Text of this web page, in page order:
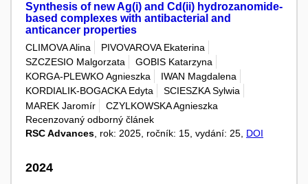
Synthesis of new Ag(i) and Cd(ii) hydrozanomide-
based complexes with antibacterial and
anticancer properties
CLIMOVA Alina
PIVOVAROVA Ekaterina
SZCZESIO Malgorzata
GOBIS Katarzyna
KORGA-PLEWKO Agnieszka
IWAN Magdalena
KORDIALIK-BOGACKA Edyta
SCIESZKA Sylwia
MAREK Jaromír
CZYLKOWSKA Agnieszka
Recenzovaný odborný článek
RSC Advances , rok: 2025, ročník: 15, vydání: 25, DOI
2024